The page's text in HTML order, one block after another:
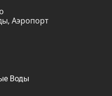
, Аэропорт
Воды